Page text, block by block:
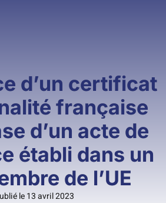
d’un certificat
française
d’un acte de
établi dans un
de l’UE
le 13 avril 2023